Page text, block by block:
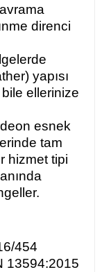
direnci
yapısı
ellerinize
esnek
tam
hizmet tipi
454
13594:2015